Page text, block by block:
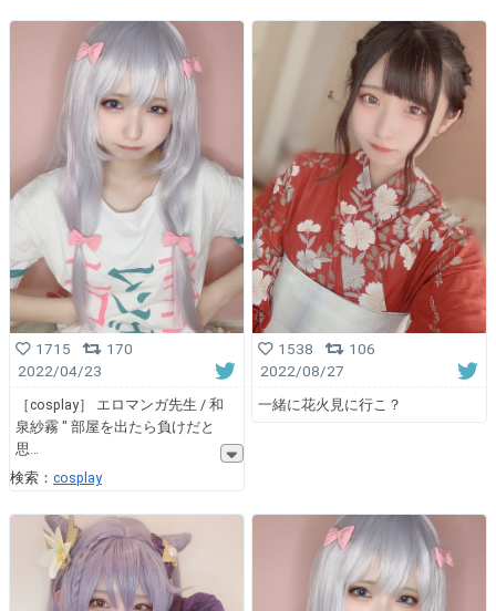
1715
170
2022/04/23
［cosplay］ エロマンガ先生 / 和
泉紗霧 ″ 部屋を出たら負けだと
思
検索： cosplay
1538
106
2022/08/27
一緒に花火見に行こ？